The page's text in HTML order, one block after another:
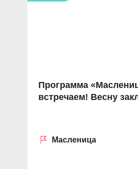
Программа
встречаем! Весну
Масленица